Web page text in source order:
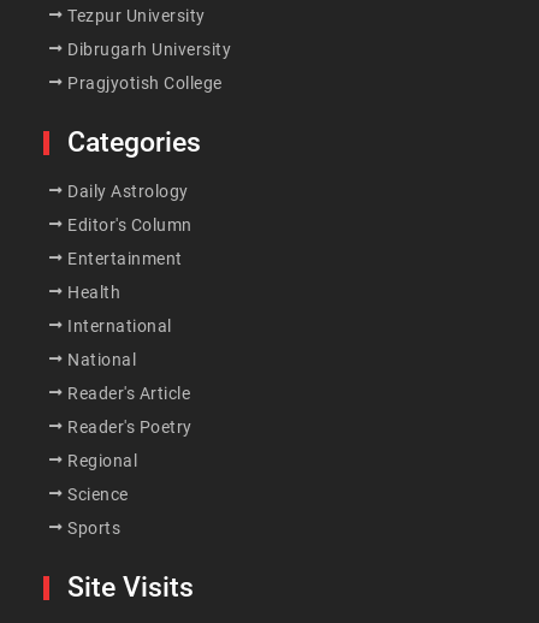
Tezpur University
Dibrugarh University
Pragjyotish College
Categories
Daily Astrology
Editor's Column
Entertainment
Health
International
National
Reader's Article
Reader's Poetry
Regional
Science
Sports
Site Visits